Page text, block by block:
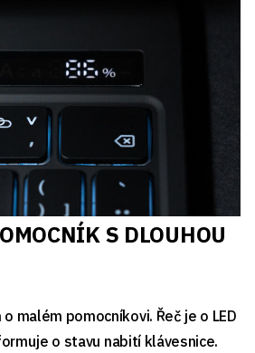
S DLOUHOU
malém pomocníkovi. Řeč je o LED
o stavu nabití klávesnice.